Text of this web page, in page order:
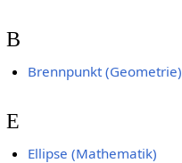
B
Brennpunkt (Geometrie)
E
Ellipse (Mathematik)